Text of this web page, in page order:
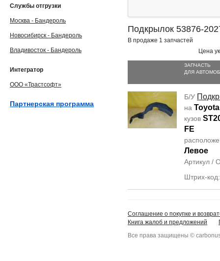
Подкрылок 53876-
В продаже 1 запчастей
Цена
ЗАПЧАСТЬ
ДЛЯ
Б/У
на
кузов
FE
Левое
Артикул /
Штрих-
Службы отгрузки
Москва - Бандероль
Новосибирск - Бандероль
Владивосток - Бандероль
Интегратор
ООО «Трастсофт»
Партнерская программа
Соглашение о покупке и
Книга жалоб и предложений
Все права защищены ©